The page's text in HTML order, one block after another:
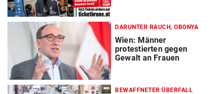
DARUNTER RAUCH, OBONYA
Wien: Männer
protestierten gegen
Gewalt an Frauen
BEWAFFNETER ÜBERFALL